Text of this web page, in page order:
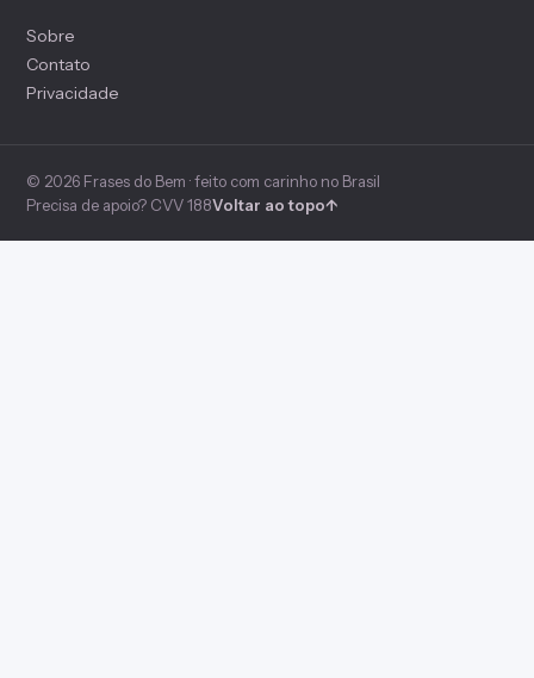
Sobre
Contato
Privacidade
© 2026 Frases do Bem · feito com carinho no Brasil
Precisa de apoio? CVV 188Voltar ao topo↑